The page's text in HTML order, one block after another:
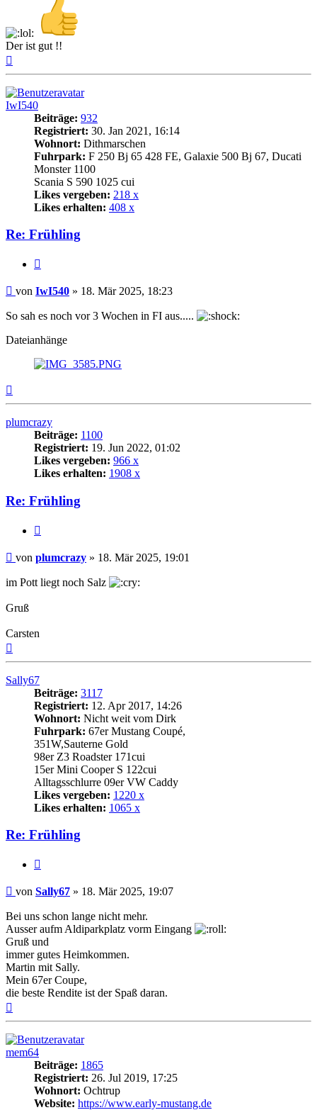
Der ist gut !!
IwI540
Beiträge: 932
Registriert: 30. Jan 2021, 16:14
Wohnort: Dithmarschen
Fuhrpark: F 250 Bj 65 428 FE, Galaxie 500 Bj 67, Ducati
Monster 1100
Scania S 590 1025 cui
Likes vergeben: 218 x
Likes erhalten: 408 x
Re: Frühling
Beitrag
von IwI540 » 18. Mär 2025, 18:23
So sah es noch vor 3 Wochen in FI aus.....
Dateianhänge
plumcrazy
Beiträge: 1100
Registriert: 19. Jun 2022, 01:02
Likes vergeben: 966 x
Likes erhalten: 1908 x
Re: Frühling
Beitrag
von plumcrazy » 18. Mär 2025, 19:01
im Pott liegt noch Salz
Gruß
Carsten
Sally67
Beiträge: 3117
Registriert: 12. Apr 2017, 14:26
Wohnort: Nicht weit vom Dirk
Fuhrpark: 67er Mustang Coupé,
351W,Sauterne Gold
98er Z3 Roadster 171cui
15er Mini Cooper S 122cui
Alltagsschlurre 09er VW Caddy
Likes vergeben: 1220 x
Likes erhalten: 1065 x
Re: Frühling
Beitrag
von Sally67 » 18. Mär 2025, 19:07
Bei uns schon lange nicht mehr.
Ausser aufm Aldiparkplatz vorm Eingang
Gruß und
immer gutes Heimkommen.
Martin mit Sally.
Mein 67er Coupe,
die beste Rendite ist der Spaß daran.
mem64
Beiträge: 1865
Registriert: 26. Jul 2019, 17:25
Wohnort: Ochtrup
Website: https://www.early-mustang.de